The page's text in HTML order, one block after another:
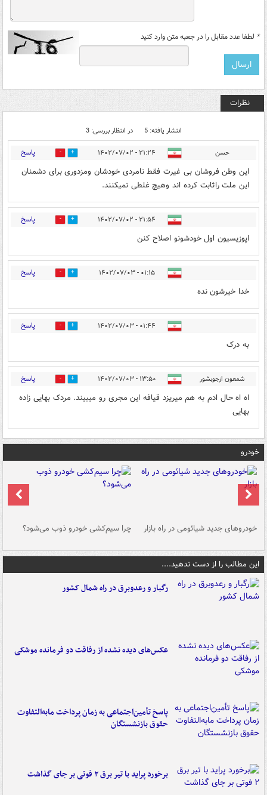
* لطفا عدد مقابل را در جعبه متن وارد کنید
نظرات
انتشار یافته: 5 در انتظار بررسی: 3
حسن ۲۱:۲۴ - ۱۴۰۲/۰۷/۰۲ 0 پاسخ
این وطن فروشان بی غیرت فقط نامردی خودشان ومزدوری برای دشمنان
این ملت راثابت کرده اند وهیچ غلطی نمیکنند.
۲۱:۵۴ - ۱۴۰۲/۰۷/۰۲ 0 پاسخ
اپوزیسیون اول خودشونو اصلاح کنن
۰۱:۱۵ - ۱۴۰۲/۰۷/۰۳ 2 پاسخ
خدا خیرشون نده
۰۱:۴۴ - ۱۴۰۲/۰۷/۰۳ 2 پاسخ
به درک
شمعون ازجوبشور ۱۳:۵۰ - ۱۴۰۲/۰۷/۰۳ 0 پاسخ
اه اه حال ادم به هم میریزد قیافه این مجری رو میبیند. مردک بهایی زاده
بهایی
خودرو
خودروهای جدید شیائومی در راه بازار چرا سیم‌کشی خودرو ذوب می‌شود؟
این مطالب را از دست ندهید....
رگبار و رعدوبرق در راه شمال کشور
عکس‌های دیده نشده از رفاقت دو فرمانده‌ موشکی
پاسخ تأمین‌اجتماعی به زمان پرداخت مابه‌التفاوت
حقوق بازنشستگان
برخورد پراید با تیر برق ۲ فوتی بر جای گذاشت